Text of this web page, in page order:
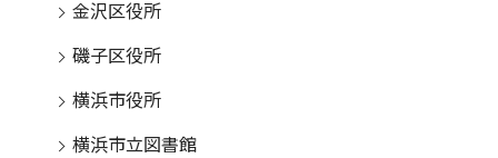
金沢区役所
磯子区役所
横浜市役所
横浜市立図書館